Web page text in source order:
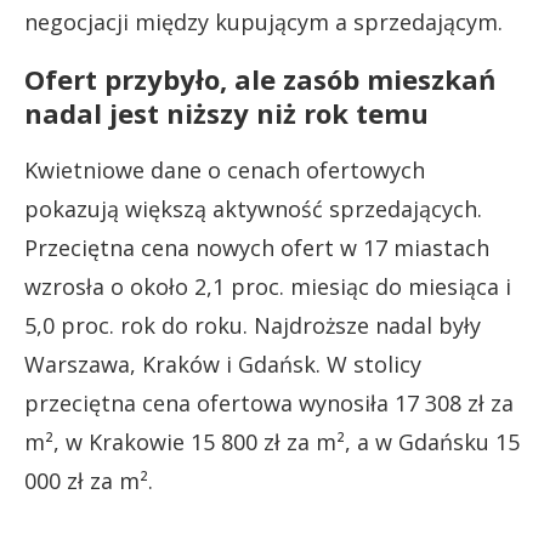
negocjacji między kupującym a sprzedającym.
Ofert przybyło, ale zasób mieszkań
nadal jest niższy niż rok temu
Kwietniowe dane o cenach ofertowych
pokazują większą aktywność sprzedających.
Przeciętna cena nowych ofert w 17 miastach
wzrosła o około 2,1 proc. miesiąc do miesiąca i
5,0 proc. rok do roku. Najdroższe nadal były
Warszawa, Kraków i Gdańsk. W stolicy
przeciętna cena ofertowa wynosiła 17 308 zł za
m², w Krakowie 15 800 zł za m², a w Gdańsku 15
000 zł za m².